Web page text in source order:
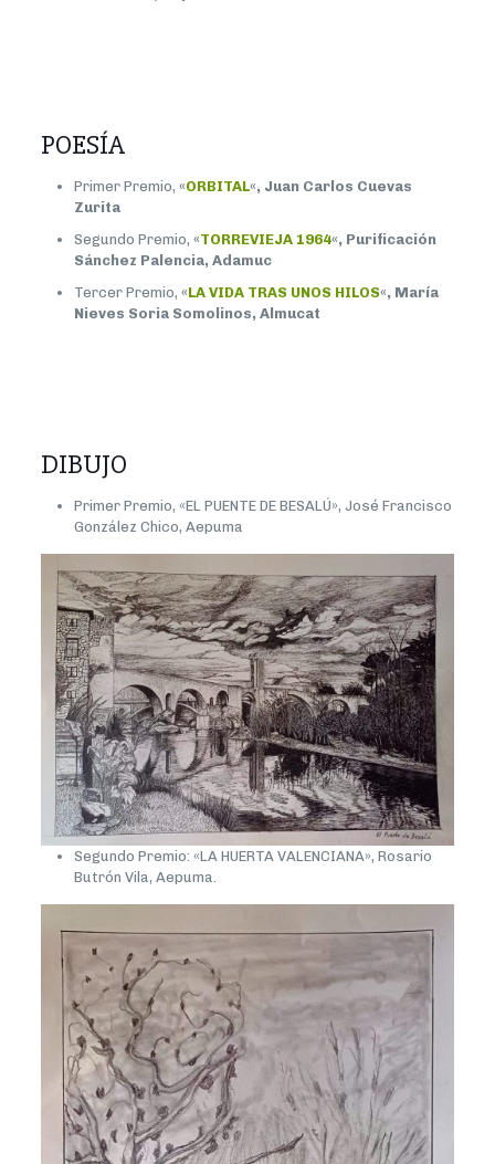
POESÍA
Primer Premio, «ORBITAL«, Juan Carlos Cuevas
Zurita
Segundo Premio, «TORREVIEJA 1964«, Purificación
Sánchez Palencia, Adamuc
Tercer Premio, «LA VIDA TRAS UNOS HILOS«, María
Nieves Soria Somolinos, Almucat
DIBUJO
Primer Premio, «EL PUENTE DE BESALÚ», José Francisco
González Chico, Aepuma
Segundo Premio: «LA HUERTA VALENCIANA», Rosario
Butrón Vila, Aepuma.